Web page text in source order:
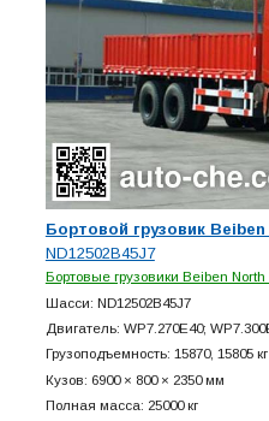
Бортовой грузовик
ND12502B45J7
Бортовые грузовики Beiben
Шасси: ND12502B45J7
Двигатель: WP7.270E40;
Грузоподъемность: 15870, 15805 кг
Кузов: 6900 × 800 × 2350 мм
Полная масса: 25000 кг